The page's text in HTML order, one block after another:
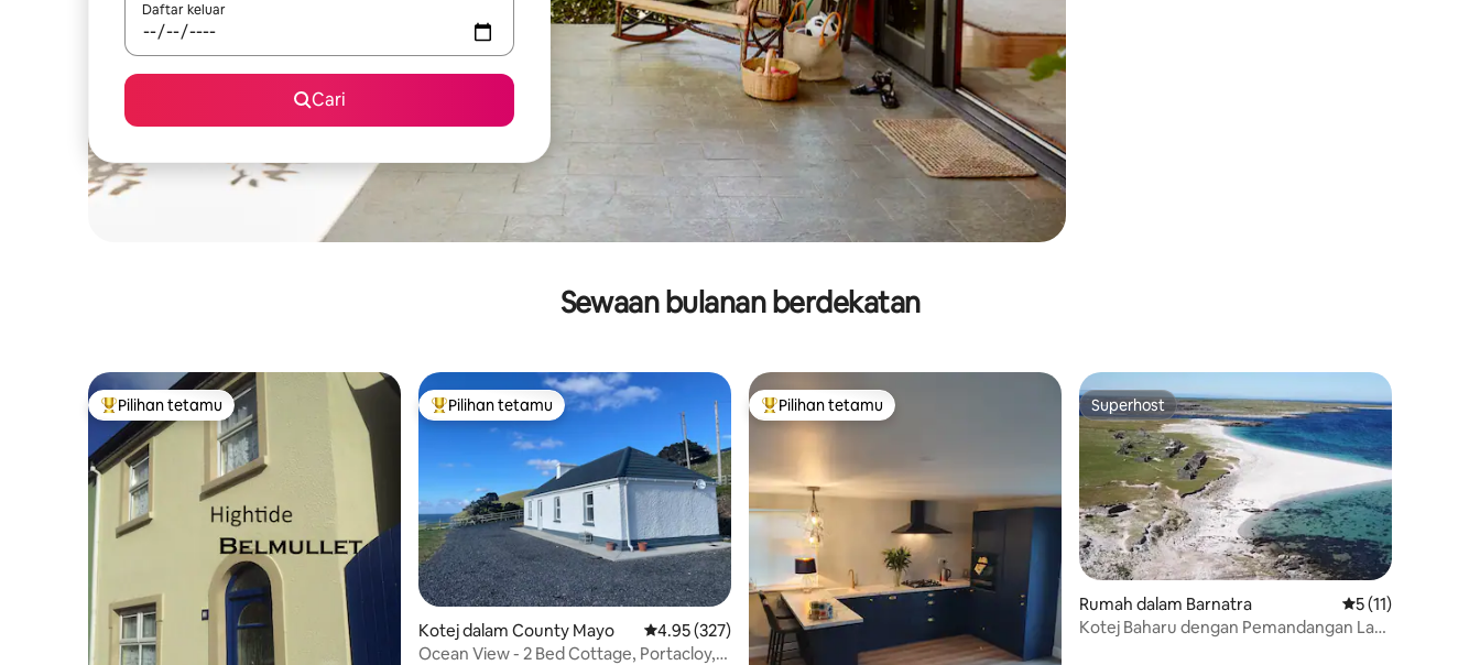
Daftar keluar
Cari
Sewaan bulanan berdekatan
Pilihan utama tetamu
Pilihan tetamu Pilihan utama tetamu
Pilihan tetamu
Kotej dalam County Mayo Penarafan purata 4.95 daripada 5, 327 ulasan
4.95 (327)
Ocean View - 2 Bed Cottage, Portacloy,
Pilihan utama tetamu
Pilihan tetamu Superhost
Superhost
Rumah dalam Barnatra Penarafan purata
5 (11)
Kotej Baharu dengan Pemandangan Laut